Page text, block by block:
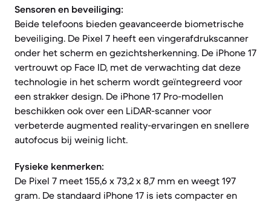
Sensoren en beveiliging:
Beide telefoons bieden geavanceerde biometrische
beveiliging. De Pixel 7 heeft een vingerafdrukscanner
onder het scherm en gezichtsherkenning. De iPhone 17
vertrouwt op Face ID, met de verwachting dat deze
technologie in het scherm wordt geïntegreerd voor
een strakker design. De iPhone 17 Pro-modellen
beschikken ook over een LiDAR-scanner voor
verbeterde augmented reality-ervaringen en snellere
autofocus bij weinig licht.
Fysieke kenmerken:
De Pixel 7 meet 155,6 x 73,2 x 8,7 mm en weegt 197
gram. De standaard iPhone 17 is iets compacter en